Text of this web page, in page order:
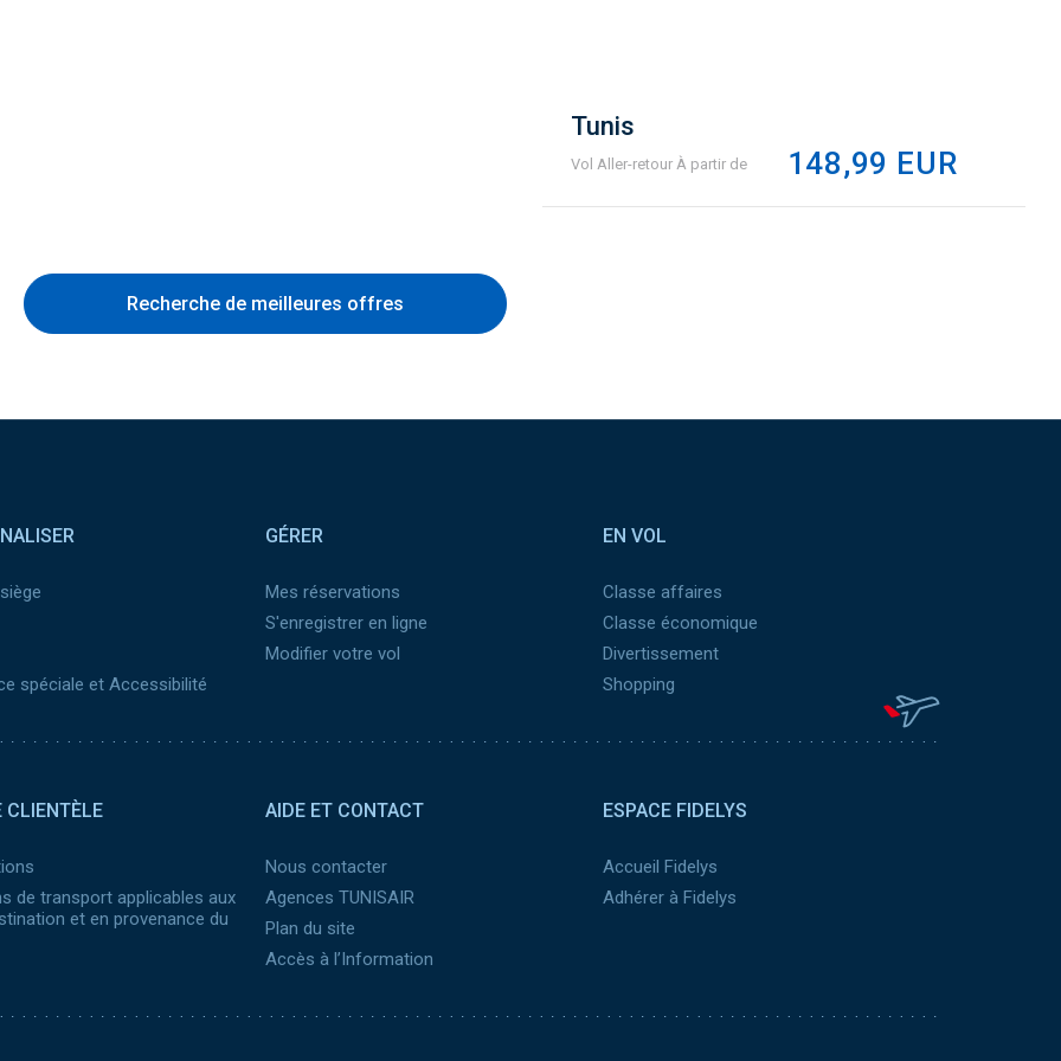
Tunis
Vol Aller-retour À partir de 148,99 EUR
Recherche de meilleures offres
spéciale et Accessibilité
GÉRER
Mes réservations
S'enregistrer en ligne
Modifier votre vol
EN VOL
Classe affaires
Classe économique
Divertissement
Shopping
CLIENTÈLE
de transport applicables aux
et en provenance du
AIDE ET CONTACT
Nous contacter
Agences TUNISAIR
Plan du site
Accès à l’Information
ESPACE FIDELYS
Accueil Fidelys
Adhérer à Fidelys